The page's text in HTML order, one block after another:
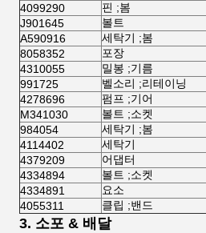
4099290
핀 ;봄
J901645
볼트
A590916
세탁기 ;봄
8058352
포장
4310055
밀봉 ;기름
991725
벨소리 ;리테이닝
4278696
펌프 ;기어
M341030
볼트 ;소켓
984054
세탁기 ;봄
4114402
세탁기
4379209
어댑터
4334894
볼트 ;소켓
4334891
요소
4055311
클립 ;밴드
3. 소포 & 배달